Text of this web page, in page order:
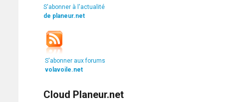
S'abonner à l'actualité
de planeur.net
S'abonner aux forums
volavoile.net
Cloud Planeur.net